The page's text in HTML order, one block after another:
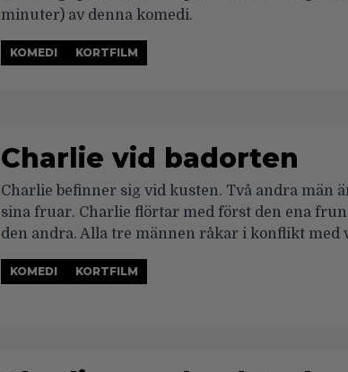
minuter) av denna komedi.
KOMEDI KORTFILM
Charlie vid badorten
Charlie befinner sig vid kusten. Två andra män
sina fruar. Charlie flörtar med först den ena
den andra. Alla tre männen råkar i konflikt med
KOMEDI KORTFILM